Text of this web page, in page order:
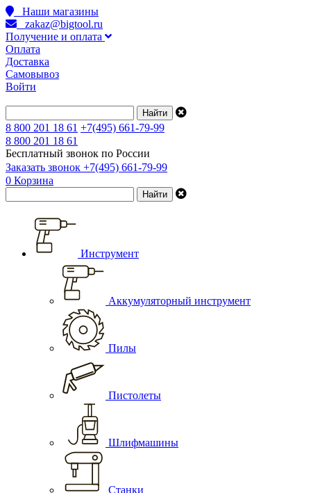
Наши магазины
zakaz@bigtool.ru
Получение и оплата
Оплата
Доставка
Самовывоз
Войти
8 800 201 18 61 +7(495) 661-79-99
8 800 201 18 61
Бесплатный звонок по России
Заказать звонок +7(495) 661-79-99
0 Корзина
Инструмент
Аккумуляторный инструмент
Пилы
Пистолеты
Шлифмашины
Станки